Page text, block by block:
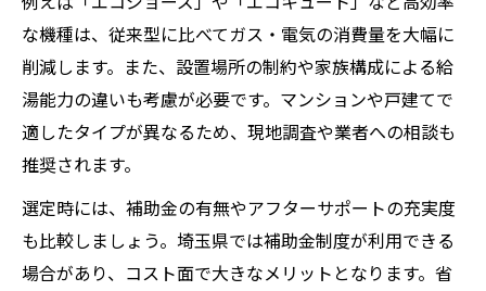
な機種は、従来型に比べてガス・電気の消費量を大幅に
削減します。また、設置場所の制約や家族構成による給
湯能力の違いも考慮が必要です。マンションや戸建てで
適したタイプが異なるため、現地調査や業者への相談も
推奨されます。
選定時には、補助金の有無やアフターサポートの充実度
も比較しましょう。埼玉県では補助金制度が利用できる
場合があり、コスト面で大きなメリットとなります。省